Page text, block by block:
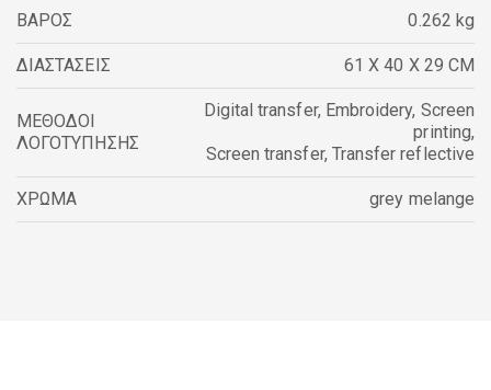
ΒΑΡΟΣ 0.262 kg
ΔΙΑΣΤΑΣΕΙΣ 61 X 40 X 29 CM
ΜΕΘΟΔΟΙ
ΛΟΓΟΤΥΠΗΣΗΣ
Digital transfer, Embroidery, Screen
printing,
Screen transfer, Transfer reflective
ΧΡΩΜΑ grey melange